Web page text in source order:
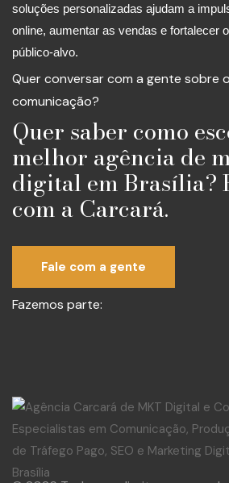
soluções personalizadas ajudam a
online, aumentar as vendas e fortalecer
público-alvo.
Quer conversar com a gente sobre
comunicação?
Quer saber como
melhor agência de
digital em Brasília?
com a Carcará.
Fale com a gente
Fazemos parte: